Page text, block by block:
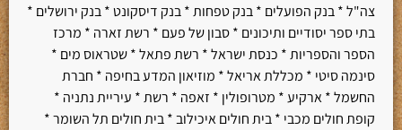
צה"ל * בנק הפועלים * בנק טפחות * בנק דיסקונט * בנק ירושלים *
בתי ספר יסודיים ותיכונים * סבון של פעם * רשת זארה * מרכז
הספר והספריות * כנסת ישראל * רשת פתאל * שטראוס מים *
סינמה סיטי * מכללת אריאל * מוזיאון המדע בחיפה * חברת
החשמל * ארקיע * מטרופולין * זאפה * רשת * עיריית נתניה *
קופת חולים מכבי * בית חולים איכילוב * בית חולים תל השומר *